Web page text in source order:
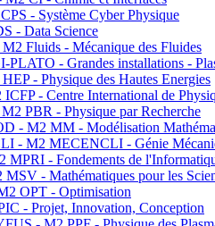
- Système Cyber Physique
- Data Science
Fluids - Mécanique des Fluides
- Grandes installations -
- Physique des Hautes Energies
- Centre International de
PBR - Physique par Recherche
- M2 MM - Modélisation
- M2 MECENCLI - Génie
MPRI - Fondements de
- Mathématiques pour les
OPT - Optimisation
- Projet, Innovation, Conception